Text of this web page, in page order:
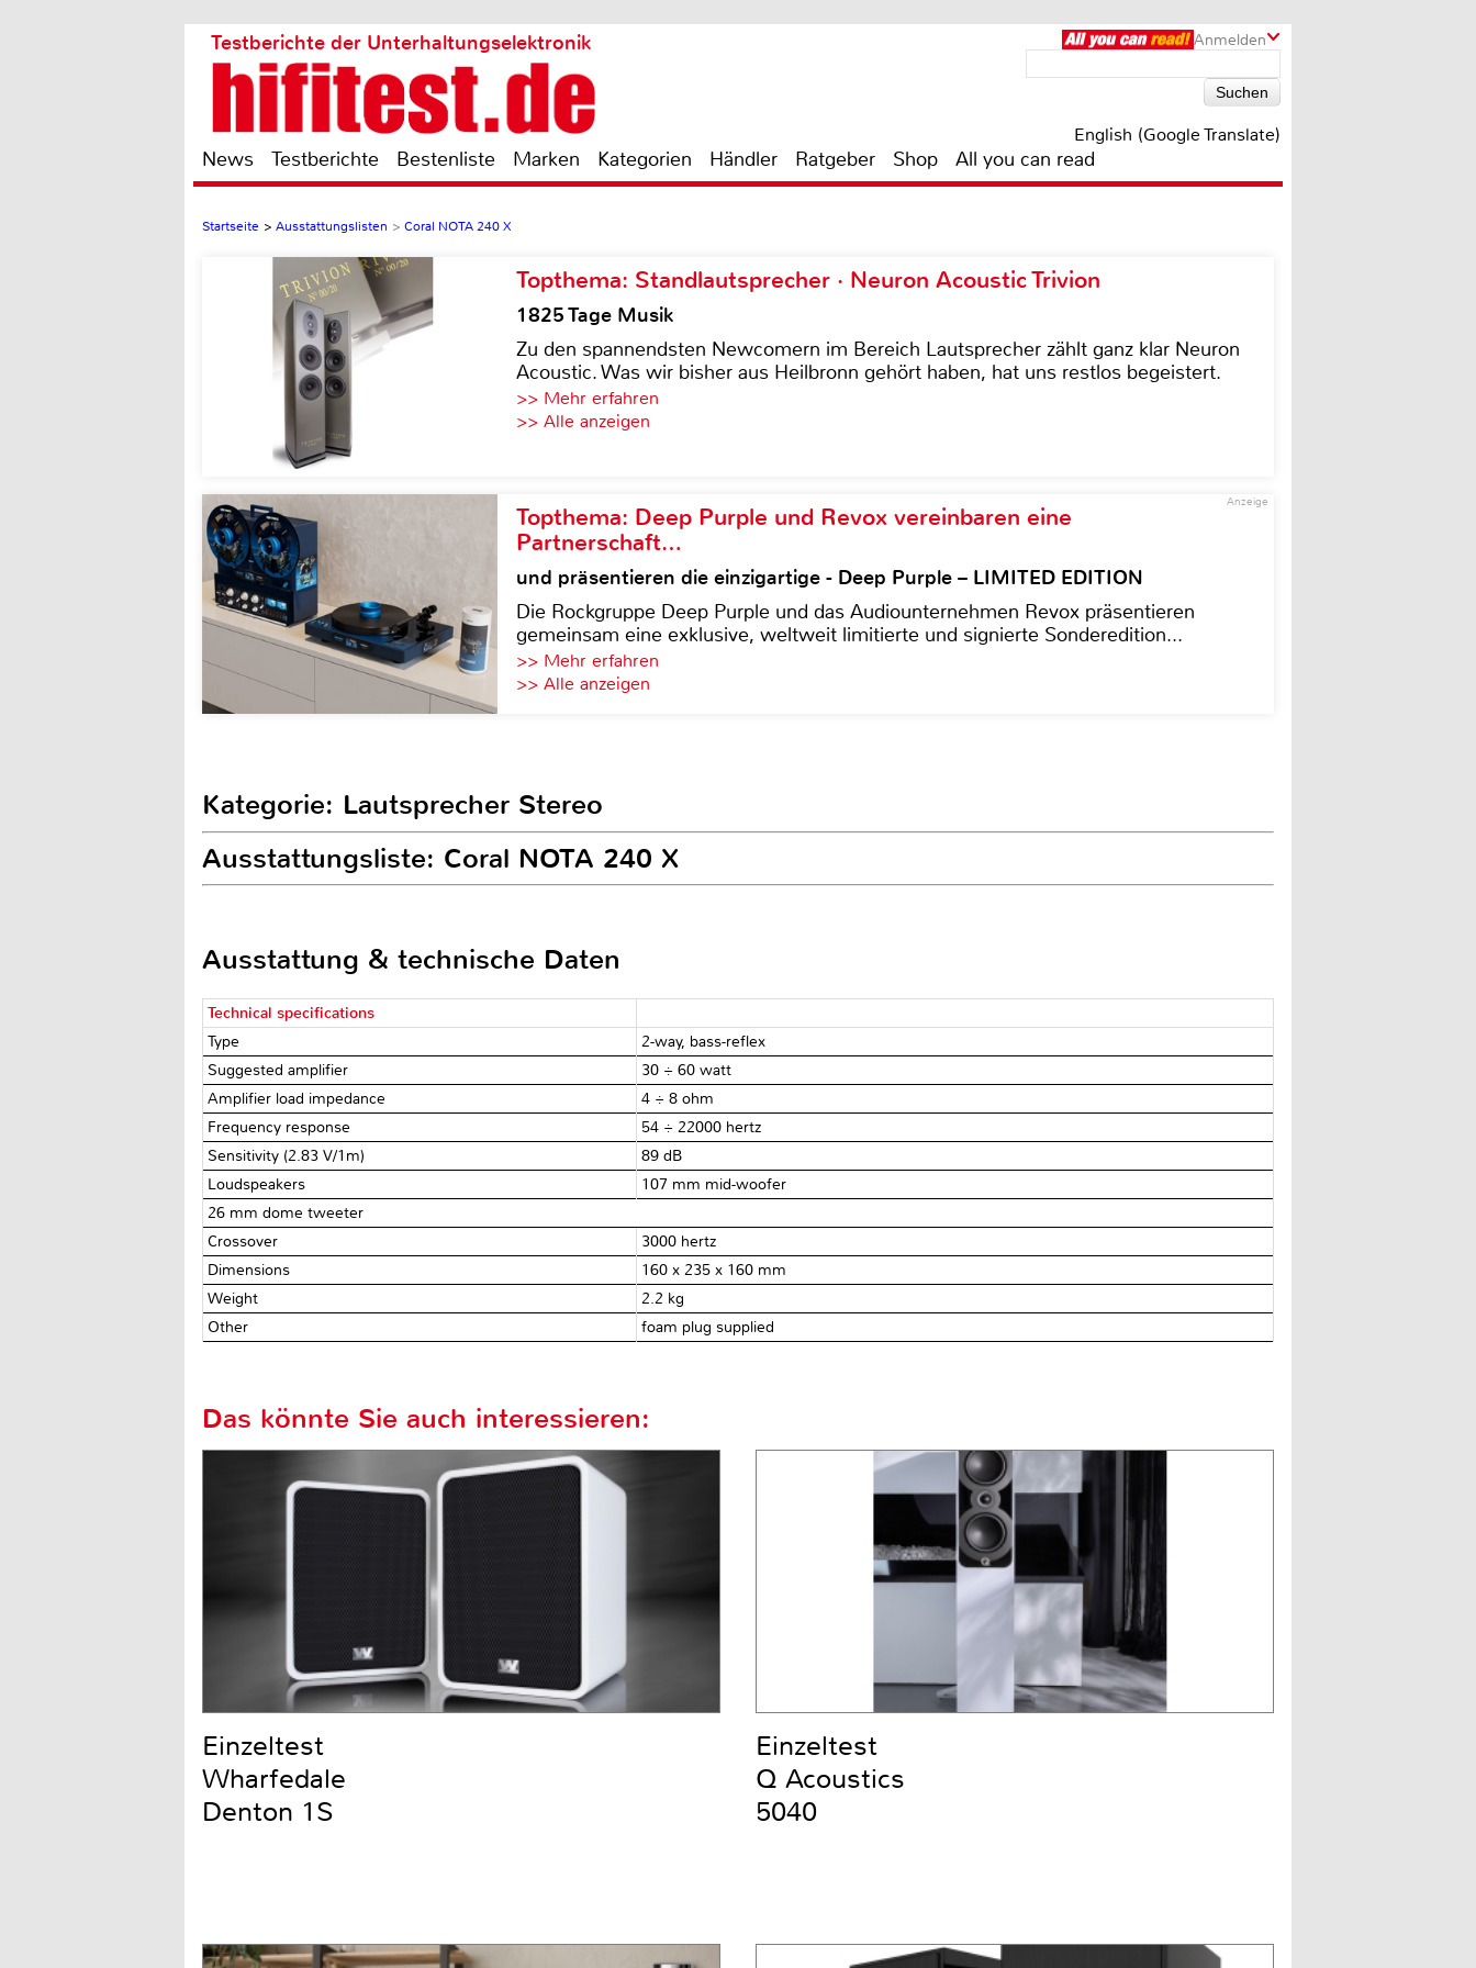
Anmelden
Testberichte der Unterhaltungselektronik
English (Google Translate)
News Testberichte Bestenliste Marken Kategorien Händler Ratgeber Shop All you can read
Startseite > Ausstattungslisten > Coral NOTA 240 X
Topthema: Standlautsprecher · Neuron Acoustic Trivion
1825 Tage Musik
Zu den spannendsten Newcomern im Bereich Lautsprecher zählt ganz klar Neuron
Acoustic. Was wir bisher aus Heilbronn gehört haben, hat uns restlos begeistert.
>> Mehr erfahren
>> Alle anzeigen
Anzeige
Topthema: Deep Purple und Revox vereinbaren eine
Partnerschaft…
und präsentieren die einzigartige - Deep Purple – LIMITED EDITION
Die Rockgruppe Deep Purple und das Audiounternehmen Revox präsentieren
gemeinsam eine exklusive, weltweit limitierte und signierte Sonderedition...
>> Mehr erfahren
>> Alle anzeigen
Kategorie: Lautsprecher Stereo
Ausstattungsliste: Coral NOTA 240 X
Ausstattung & technische Daten
Technical specifications
Type
2-way, bass-reflex
Suggested amplifier
30 ÷ 60 watt
Amplifier load impedance
4 ÷ 8 ohm
Frequency response
54 ÷ 22000 hertz
Sensitivity (2.83 V/1m)
89 dB
Loudspeakers
107 mm mid-woofer
26 mm dome tweeter
Crossover
3000 hertz
Dimensions
160 x 235 x 160 mm
Weight
2.2 kg
Other
foam plug supplied
Das könnte Sie auch interessieren:
Einzeltest
Wharfedale
Denton 1S
Einzeltest
Q Acoustics
5040